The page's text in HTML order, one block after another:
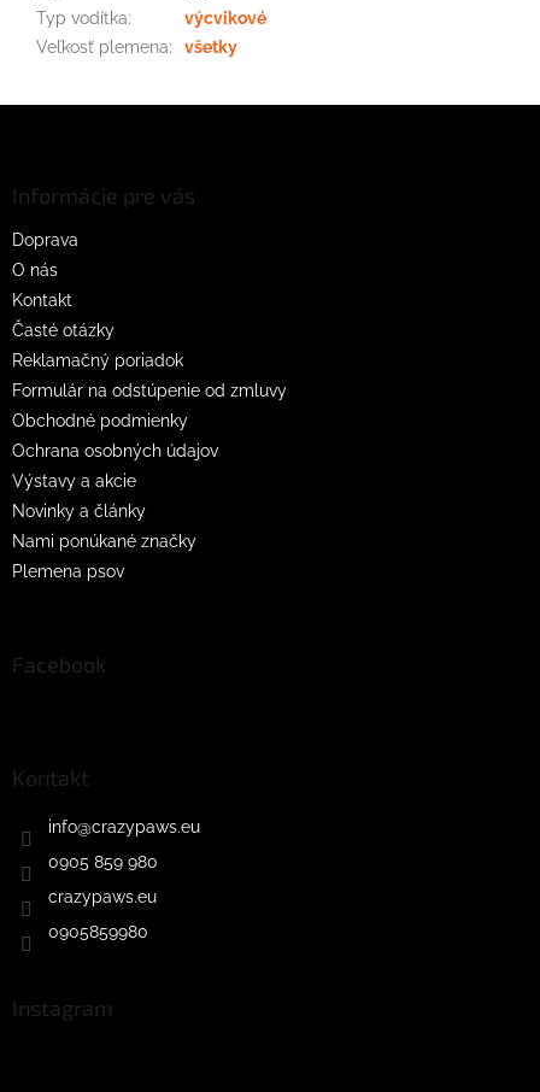
Typ vodítka:
výcvikové
Veľkosť plemena: všetky
Informácie pre vás
Doprava
O nás
Kontakt
Časté otázky
Reklamačný poriadok
Formulár na odstúpenie od zmluvy
Obchodné podmienky
Ochrana osobných údajov
Výstavy a akcie
Novinky a články
Nami ponúkané značky
Plemena psov
Facebook
Kontakt
info@crazypaws.eu
0905 859 980
crazypaws.eu
0905859980
Instagram